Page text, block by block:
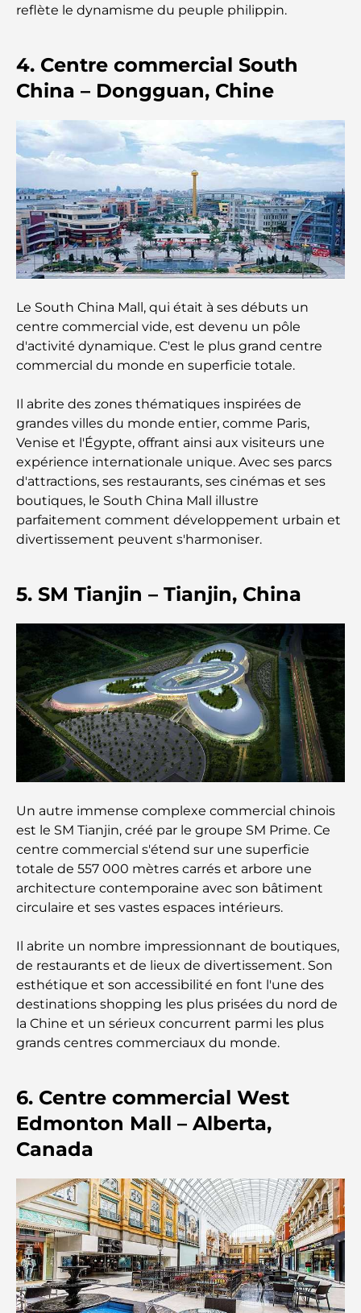
À la découverte des sites historiques de Dubaï : un
voyage à travers le temps
Les 7 meilleurs restaurants de Dubai Creek
Harbour où dîner
Les meilleures écoles de Dubai Marina : un guide
adapté aux familles
Restaurants à Dubai Hills : Les meilleures adresses
gourmandes d’un quartier en pleine expansion
Les meilleurs parcours de golf de championnat à
Dubaï
Résidences en bord de mer à Dubaï : le luxe au
Les meilleures banques de Dubaï pour les
expatriés : un guide bancaire complet
Le pays le plus cher du monde : un classement
mondial des coûts
Les meilleurs restaurants de steak à Dubaï : un
A Brief Guide to Buying Property in Dubai (2025-
Guide des salles de sport de Damac Hills : Les
meilleures options de remise en forme à Damac
Hills et aux alentours
Les meilleurs centres commerciaux de Dubaï pour
le shopping et les loisirs
Que faire au DIFC : explorez le quartier le plus
Cartes de crédit aux Émirats arabes unis : un guide
complet pour dépenser intelligemment
Hôpital du DIFC : des soins médicaux de classe
mondiale à Dubaï
Rarest Car in the World: Automotive Legends
Beyond Price
Salles de sport au DIFC : quand le fitness
rencontre le style de vie professionnel
un guide pour les investisseurs modernes
Family Beach Club Dubai : Là où divertissement et
détente se rencontrent
Les meilleures écoles IB à Dubaï : un guide
complet pour les parents
Plan directeur de Dubai Hills : une vision pour la
vie communautaire moderne
Restaurant de l'Opéra de Dubaï : Quand la
reflète le dynamisme du peuple philippin.
4. Centre commercial South
China – Dongguan, Chine
Le South China Mall, qui était à ses débuts un
centre commercial vide, est devenu un pôle
d'activité dynamique. C'est le plus grand centre
commercial du monde en superficie totale.
Il abrite des zones thématiques inspirées de
grandes villes du monde entier, comme Paris,
Venise et l'Égypte, offrant ainsi aux visiteurs une
expérience internationale unique. Avec ses parcs
d'attractions, ses restaurants, ses cinémas et ses
boutiques, le South China Mall illustre
parfaitement comment développement urbain et
divertissement peuvent s'harmoniser.
5. SM Tianjin – Tianjin, China
Un autre immense complexe commercial chinois
est le SM Tianjin, créé par le groupe SM Prime. Ce
centre commercial s'étend sur une superficie
totale de 557 000 mètres carrés et arbore une
architecture contemporaine avec son bâtiment
circulaire et ses vastes espaces intérieurs.
Il abrite un nombre impressionnant de boutiques,
de restaurants et de lieux de divertissement. Son
esthétique et son accessibilité en font l'une des
destinations shopping les plus prisées du nord de
la Chine et un sérieux concurrent parmi les plus
grands centres commerciaux du monde.
6. Centre commercial West
Edmonton Mall – Alberta,
Canada